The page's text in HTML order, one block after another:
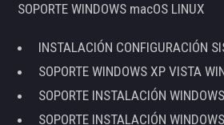
SOPORTE WINDOWS macOS LINUX
INSTALACIÓN CONFIGURACIÓN
SOPORTE WINDOWS XP VISTA
SOPORTE INSTALACIÓN
SOPORTE INSTALACIÓN